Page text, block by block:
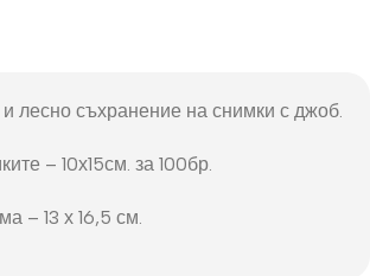
лесно съхранение на снимки с джоб.
– 10х15см. за 100бр.
– 13 х 16,5 см.